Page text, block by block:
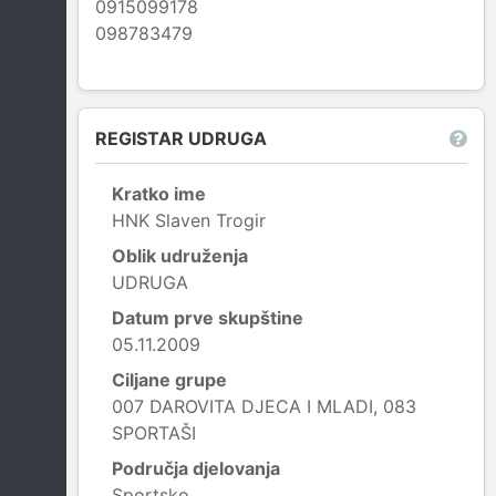
0915099178
098783479
REGISTAR UDRUGA
Kratko ime
HNK Slaven Trogir
Oblik udruženja
UDRUGA
Datum prve skupštine
05.11.2009
Ciljane grupe
007 DAROVITA DJECA I MLADI, 083
SPORTAŠI
Područja djelovanja